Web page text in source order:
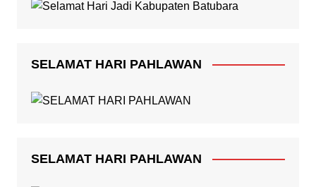
SELAMAT HARI PAHLAWAN
SELAMAT HARI PAHLAWAN